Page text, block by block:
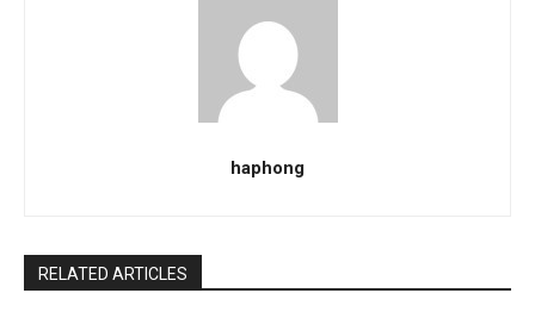
haphong
RELATED ARTICLES